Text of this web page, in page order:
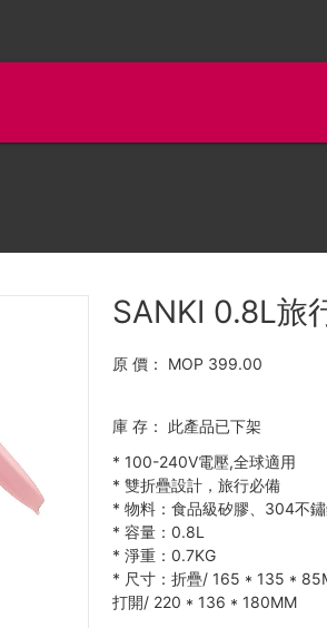
SANKI 0.8L旅
原 價： MOP 399.00
庫 存：
此產品已下架
* 100-240V電壓,全球適用
* 雙折疊設計，旅行必備
* 物料：食品級矽膠、304不
* 容量：0.8L
* 淨重：0.7KG
* 尺寸：折疊/ 165 * 135 *
打開/ 220 * 136 * 180MM